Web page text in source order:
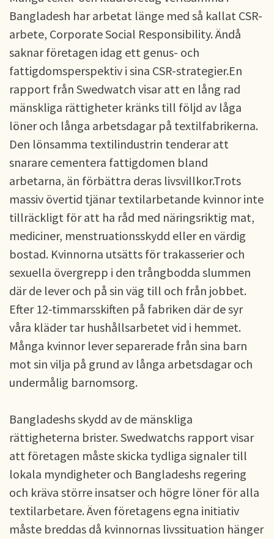
Bangladesh har arbetat länge med så kallat CSR-
arbete, Corporate Social Responsibility. Ändå
saknar företagen idag ett genus- och
fattigdomsperspektiv i sina CSR-strategier.En
rapport från Swedwatch visar att en lång rad
mänskliga rättigheter kränks till följd av låga
löner och långa arbetsdagar på textilfabrikerna.
Den lönsamma textilindustrin tenderar att
snarare cementera fattigdomen bland
arbetarna, än förbättra deras livsvillkor.Trots
massiv övertid tjänar textilarbetande kvinnor inte
tillräckligt för att ha råd med näringsriktig mat,
mediciner, menstruationsskydd eller en värdig
bostad. Kvinnorna utsätts för trakasserier och
sexuella övergrepp i den trångbodda slummen
där de lever och på sin väg till och från jobbet.
Efter 12-timmarsskiften på fabriken där de syr
våra kläder tar hushållsarbetet vid i hemmet.
Många kvinnor lever separerade från sina barn
mot sin vilja på grund av långa arbetsdagar och
undermålig barnomsorg.
Bangladeshs skydd av de mänskliga
rättigheterna brister. Swedwatchs rapport visar
att företagen måste skicka tydliga signaler till
lokala myndigheter och Bangladeshs regering
och kräva större insatser och högre löner för alla
textilarbetare. Även företagens egna initiativ
måste breddas då kvinnornas livssituation hänger